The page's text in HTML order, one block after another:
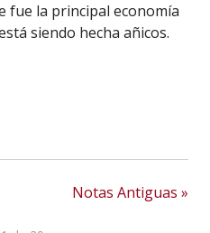
fue la principal economía
siendo hecha añicos.
Notas Antiguas »